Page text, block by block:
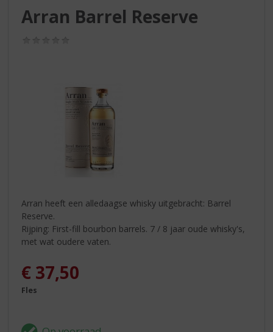
Arran Barrel Reserve
Arran heeft een alledaagse whisky uitgebracht: Barrel
Reserve.
Rijping: First-fill bourbon barrels. 7 / 8 jaar oude whisky's,
met wat oudere vaten.
€ 37,50
Fles